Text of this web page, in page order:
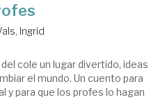
Ingrid
cole un lugar divertido, ideas
el mundo. Un cuento para
y para que los profes lo hagan